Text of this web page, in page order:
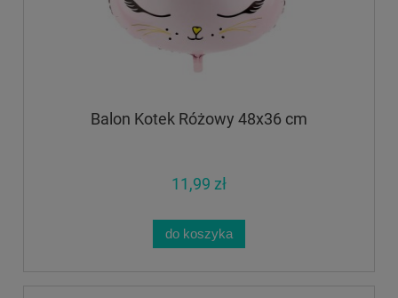
Balon Kotek Różowy 48x36 cm
11,99 zł
do koszyka